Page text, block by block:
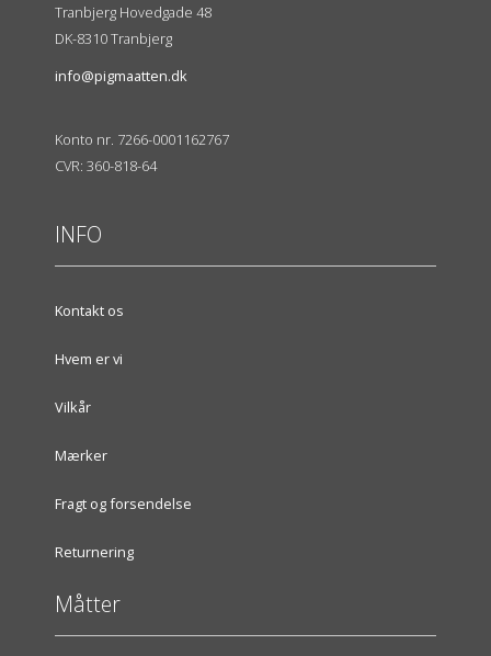
Tranbjerg Hovedgade 48
DK-8310 Tranbjerg
info@pigmaatten.dk
Konto nr. 7266-0001162767
CVR: 360-818-64
INFO
Kontakt os
Hvem er vi
Vilkår
Mærker
Fragt og forsendelse
Returnering
Måtter